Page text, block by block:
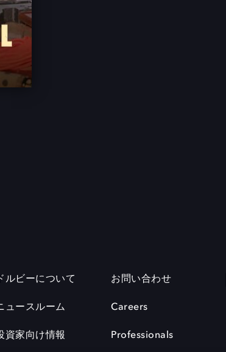
ドルビーについて
ュースルーム
資家向け情報
お問い合わせ
Careers
Professionals